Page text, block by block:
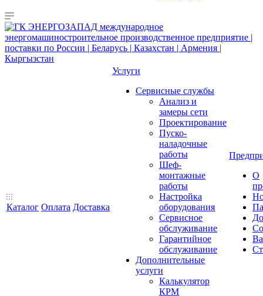
Каталог Оплата Доставка
Услуги
Сервисные службы
Анализ и
замеры сети
Проектирование
Пуско-
наладочные
работы
Шеф-
монтажные
работы
Настройка
оборудования
Сервисное
обслуживание
Гарантийное
обслуживание
Дополнительные
услуги
Калькулятор
КРМ
О